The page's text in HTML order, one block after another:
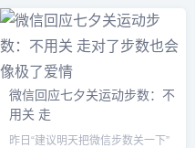
微信回应七夕关运动步数：不
用关 走
昨日“建议明天把微信步数关一下”